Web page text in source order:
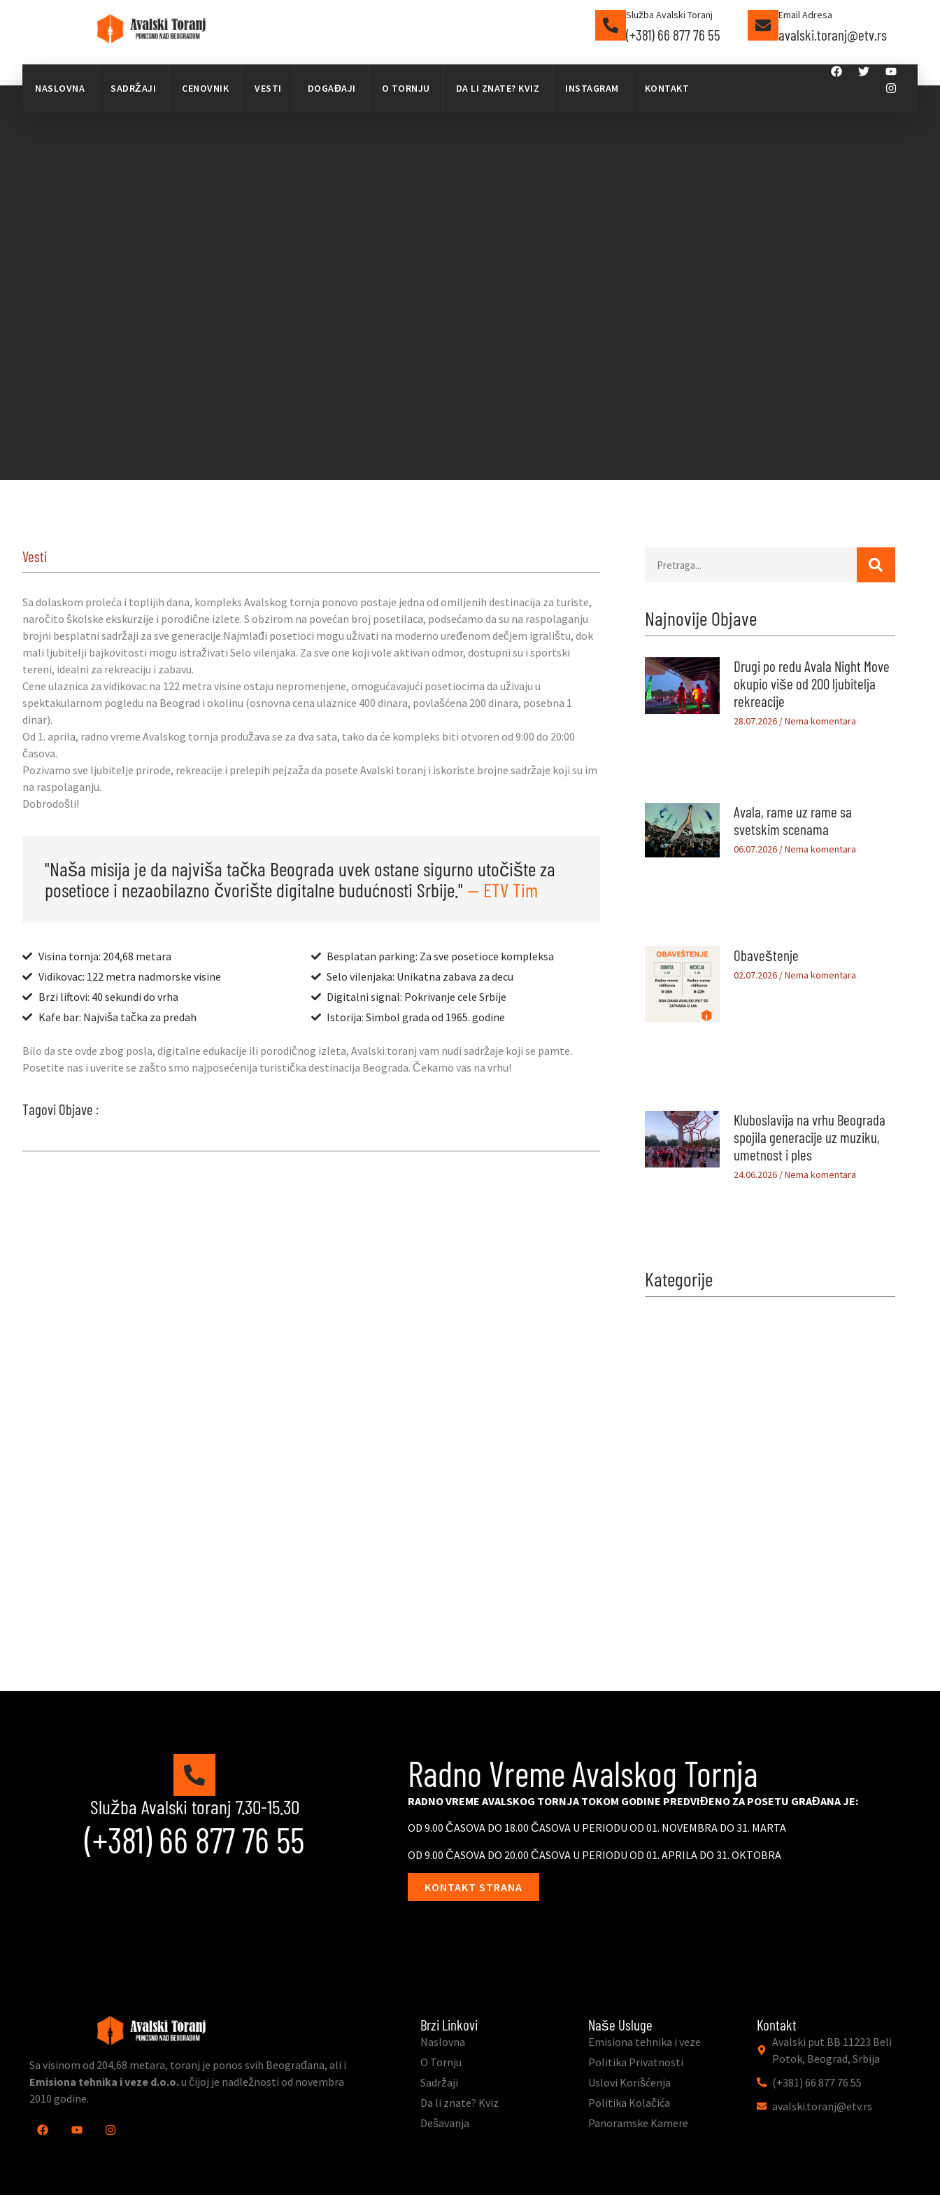
Služba Avalski Toranj
(+381) 66 877 76 55
Email Adresa
avalski.toranj@etv.rs
NASLOVNA SADRŽAJI CENOVNIK VESTI DOGAĐAJI O TORNJU DA LI ZNATE? KVIZ INSTAGRAM KONTAKT
Vesti
Sa dolaskom proleća i toplijih dana, kompleks Avalskog tornja ponovo postaje jedna od omiljenih destinacija za turiste,
naročito školske ekskurzije i porodične izlete. S obzirom na povećan broj posetilaca, podsećamo da su na raspolaganju
brojni besplatni sadržaji za sve generacije.Najmlađi posetioci mogu uživati na moderno uređenom dečjem igralištu, dok
mali ljubitelji bajkovitosti mogu istraživati Selo vilenjaka. Za sve one koji vole aktivan odmor, dostupni su i sportski
tereni, idealni za rekreaciju i zabavu.
Cene ulaznica za vidikovac na 122 metra visine ostaju nepromenjene, omogućavajući posetiocima da uživaju u
spektakularnom pogledu na Beograd i okolinu (osnovna cena ulaznice 400 dinara, povlašćena 200 dinara, posebna 1
dinar).
Od 1. aprila, radno vreme Avalskog tornja produžava se za dva sata, tako da će kompleks biti otvoren od 9:00 do 20:00
časova.
Pozivamo sve ljubitelje prirode, rekreacije i prelepih pejzaža da posete Avalski toranj i iskoriste brojne sadržaje koji su im
na raspolaganju.
Dobrodošli!
"Naša misija je da najviša tačka Beograda uvek ostane sigurno utočište za
posetioce i nezaobilazno čvorište digitalne budućnosti Srbije." — ETV Tim
Visina tornja: 204,68 metara
Vidikovac: 122 metra nadmorske visine
Brzi liftovi: 40 sekundi do vrha
Kafe bar: Najviša tačka za predah
Besplatan parking: Za sve posetioce kompleksa
Selo vilenjaka: Unikatna zabava za decu
Digitalni signal: Pokrivanje cele Srbije
Istorija: Simbol grada od 1965. godine
Bilo da ste ovde zbog posla, digitalne edukacije ili porodičnog izleta, Avalski toranj vam nudi sadržaje koji se pamte.
Posetite nas i uverite se zašto smo najposećenija turistička destinacija Beograda. Čekamo vas na vrhu!
Tagovi Objave :
Najnovije Objave
Drugi po redu Avala Night Move
okupio više od 200 ljubitelja
rekreacije
28.07.2026 Nema komentara
Avala, rame uz rame sa
svetskim scenama
06.07.2026 Nema komentara
Obaveštenje
02.07.2026 Nema komentara
Kluboslavija na vrhu Beograda
spojila generacije uz muziku,
umetnost i ples
24.06.2026 Nema komentara
Kategorije
Služba Avalski toranj 7.30-15.30
(+381) 66 877 76 55
Radno Vreme Avalskog Tornja
RADNO VREME AVALSKOG TORNJA TOKOM GODINE PREDVIĐENO ZA POSETU GRAĐANA JE:
OD 9.00 ČASOVA DO 18.00 ČASOVA U PERIODU OD 01. NOVEMBRA DO 31. MARTA
OD 9.00 ČASOVA DO 20.00 ČASOVA U PERIODU OD 01. APRILA DO 31. OKTOBRA
KONTAKT STRANA
Sa visinom od 204,68 metara, toranj je ponos svih Beograđana, ali i
Emisiona tehnika i veze d.o.o.u čijoj je nadležnosti od novembra
2010 godine.
Brzi Linkovi
Naslovna
O Tornju
Sadržaji
Da li znate? Kviz
Dešavanja
Naše Usluge
Emisiona tehnika i veze
Politika Privatnosti
Uslovi Korišćenja
Politika Kolačića
Panoramske Kamere
Kontakt
Avalski put BB 11223 Beli
Potok, Beograd, Srbija
(+381) 66 877 76 55
avalski.toranj@etv.rs